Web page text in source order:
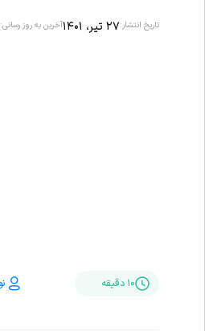
تاریخ انتشار:۲۷ تیر، ۱۴۰۱ آخرین به روز رسانی:
۱۰ دقیقه